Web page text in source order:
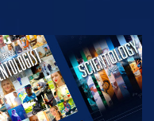
探索系列節目